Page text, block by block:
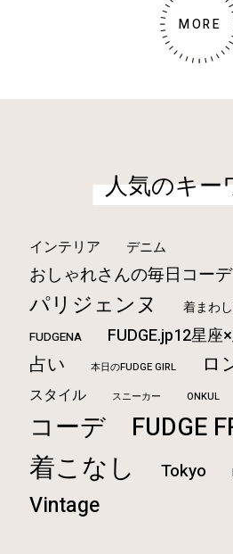
MORE
人気のキー
インテリア デニム
おしゃれさんの毎日コー
パリジェンヌ
着まわ
FUDGENA
FUDGE.jp12星座
占い 本日のFUDGE GIRL ロ
スタイル スニーカー ONKUL
コーデ FUDGE
着こなし Tokyo
Vintage